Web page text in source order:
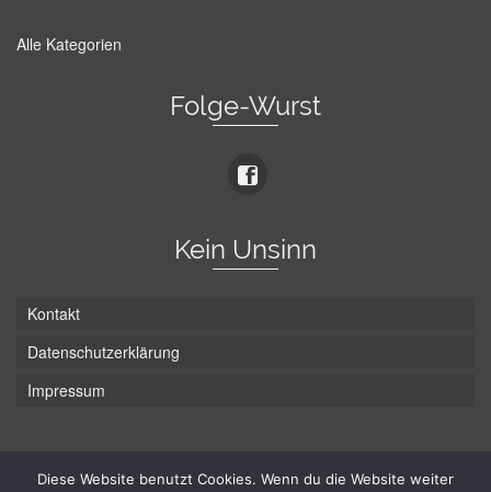
Alle Kategorien
Folge-Wurst
Kein Unsinn
Kontakt
Datenschutzerklärung
Impressum
Diese Website benutzt Cookies. Wenn du die Website weiter